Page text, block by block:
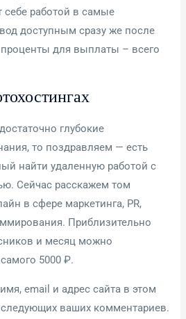
себе работой в самые
доступным сразу же после
для выплаты – всего
глубокие
то поздравляем — есть
найти удаленную работой с
Сейчас расскажем том
в сфере маркетинга, PR,
Приблизительно
и месяц можно
5000 ₽.
email и адрес сайта в этом
ваших комментариев.